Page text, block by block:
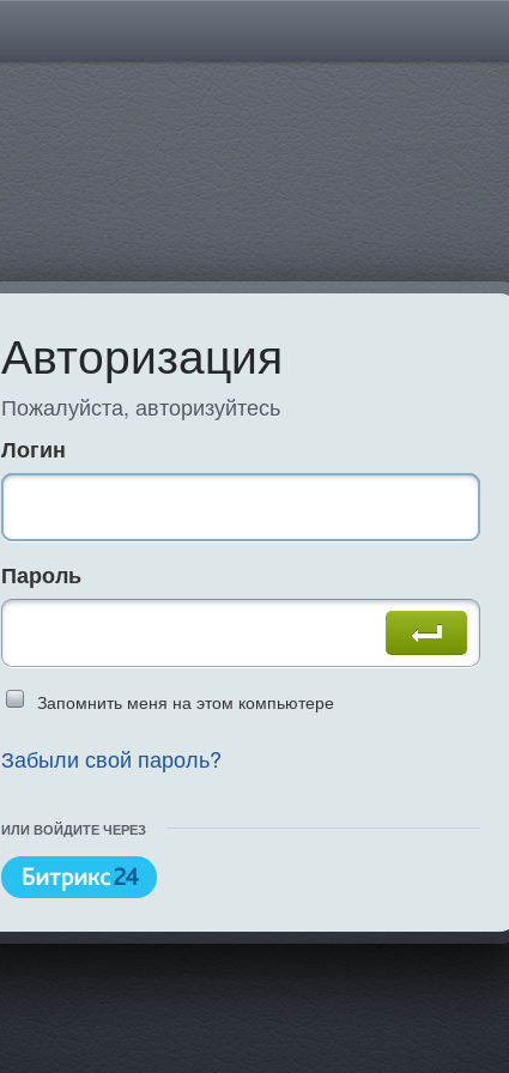
Авторизация
Пожалуйста, авторизуйтесь
Логин
Пароль
Введите слово на картинке
Запомнить меня на этом компьютере
Забыли свой пароль?
ИЛИ ВОЙДИТЕ ЧЕРЕЗ